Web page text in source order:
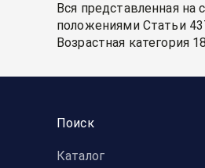
Вся представленная на
положениями Статьи
Возрастная категория
Поиск
Каталог